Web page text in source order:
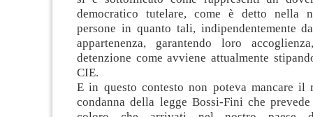
democratico tutelare, come è detto nella
persone in quanto tali, indipendentemente
appartenenza, garantendo loro
detenzione come avviene attualmente
CIE.
E in questo contesto non poteva mancare il
condanna della legge Bossi-Fini che